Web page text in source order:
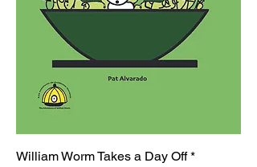
William Worm Takes a Day Off *